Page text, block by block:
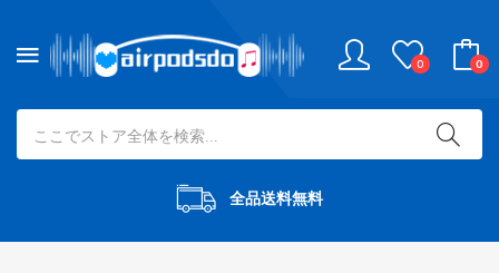
0 0
全品送料無料